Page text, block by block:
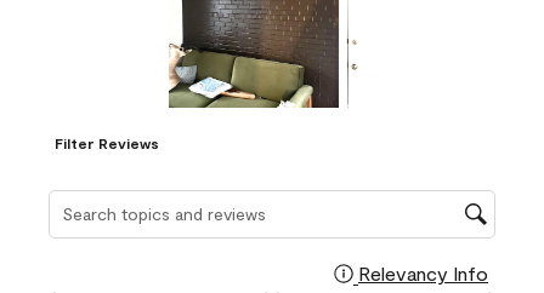
Filter Reviews
Relevancy Info